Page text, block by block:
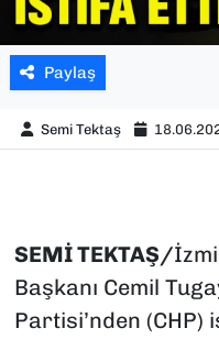
Paylaş
Semi Tektaş
SEMİ TEKTAŞ/
Başkanı Cemil
Partisi’nden (CHP)
YAŞAM
YEREL